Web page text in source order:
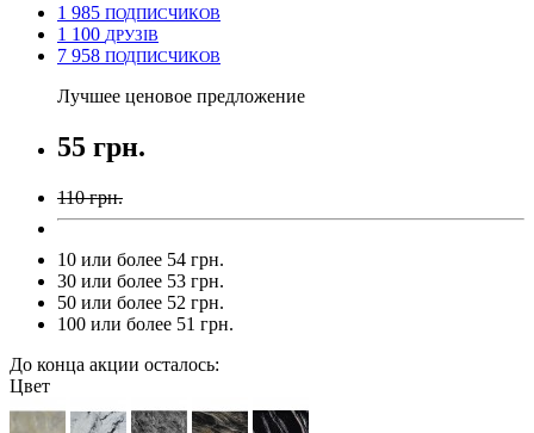
1 985 ПОДПИСЧИКОВ
1 100 ДРУЗІВ
7 958 ПОДПИСЧИКОВ
Лучшее ценовое предложение
55 грн.
110 грн.
10 или более 54 грн.
30 или более 53 грн.
50 или более 52 грн.
100 или более 51 грн.
До конца акции осталось:
Цвет